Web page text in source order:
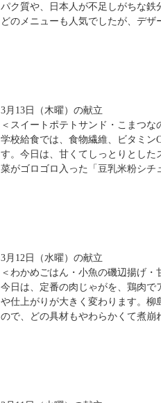
パク質や、日本人が不足しがちな鉄
どのメニューも人気でしたが、デザ
3月13日（木曜）の献立
＜スイートポテトサンド・こまつ
学校給食では、食物繊維、ビタミン
す。今日は、甘くてしっとりとし
菜がゴロゴロ入った「豆乳米粉シチ
3月12日（水曜）の献立
＜わかめごはん・小魚の磯辺揚げ・
今日は、定番の肉じゃがを、鶏肉
や仕上がりが大きく変わります。
ので、どの具材もやわらかくて煮崩